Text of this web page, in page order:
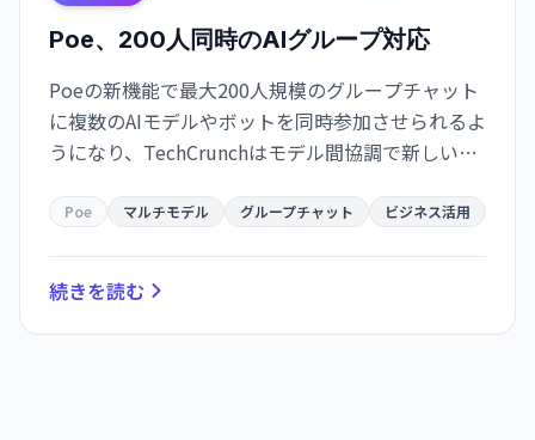
Poe、200人同時のAIグループ対応
Poeの新機能で最大200人規模のグループチャット
に複数のAIモデルやボットを同時参加させられるよ
うになり、TechCrunchはモデル間協調で新しいワ
ます。
Poe マルチモデル グループチャット ビジネス活用
続きを読む